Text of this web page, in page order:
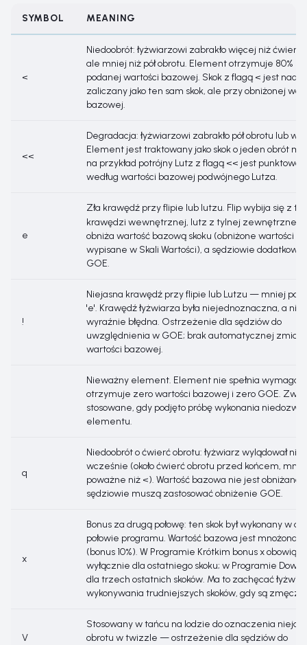
SYMBOL MEANING
<
Niedoobrót: łyżwiarzowi zabrakło więcej niż ćwierć
ale mniej niż pół obrotu. Element otrzymuje 80%
podanej wartości bazowej. Skok z flagą < jest nadal
zaliczany jako ten sam skok, ale przy obniżonej
bazowej.
<<
Degradacja: łyżwiarzowi zabrakło pół obrotu lub
Element jest traktowany jako skok o jeden obrót
na przykład potrójny Lutz z flagą << jest
według wartości bazowej podwójnego Lutza.
e
Zła krawędź przy flipie lub lutzu. Flip wybija się z
krawędzi wewnętrznej, lutz z tylnej zewnętrznej.
obniża wartość bazową skoku (obniżone wartości są
wypisane w Skali Wartości), a sędziowie dodatkowo
GOE.
!
Niejasna krawędź przy flipie lub Lutzu — mniej
'e'. Krawędź łyżwiarza była niejednoznaczna, a nie
wyraźnie błędna. Ostrzeżenie dla sędziów do
uwzględnienia w GOE; brak automatycznej
wartości bazowej.
Nieważny element. Element nie spełnia wymagań
otrzymuje zero wartości bazowej i zero GOE.
stosowane, gdy podjęto próbę wykonania
elementu.
q
Niedoobrót o ćwierć obrotu: łyżwiarz wylądował
wcześnie (około ćwierć obrotu przed końcem, mniej
poważne niż <). Wartość bazowa nie jest obniżana,
sędziowie muszą zastosować obniżenie GOE.
x
Bonus za drugą połowę: ten skok był wykonany w
połowie programu. Wartość bazowa jest mnożona
(bonus 10%). W Programie Krótkim bonus x
wyłącznie dla ostatniego skoku; w Programie
dla trzech ostatnich skoków. Ma to zachęcać
wykonywania trudniejszych skoków, gdy są
V
Stosowany w tańcu na lodzie do oznaczenia
obrotu w twizzle — ostrzeżenie dla sędziów do